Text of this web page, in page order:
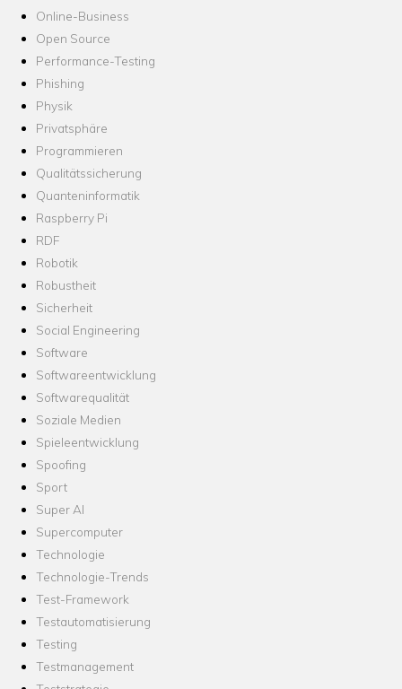
Online-Business
Open Source
Performance-Testing
Phishing
Physik
Privatsphäre
Programmieren
Qualitätssicherung
Quanteninformatik
Raspberry Pi
RDF
Robotik
Robustheit
Sicherheit
Social Engineering
Software
Softwareentwicklung
Softwarequalität
Soziale Medien
Spieleentwicklung
Spoofing
Sport
Super AI
Supercomputer
Technologie
Technologie-Trends
Test-Framework
Testautomatisierung
Testing
Testmanagement